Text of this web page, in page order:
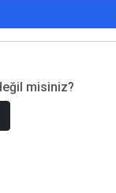
misiniz?